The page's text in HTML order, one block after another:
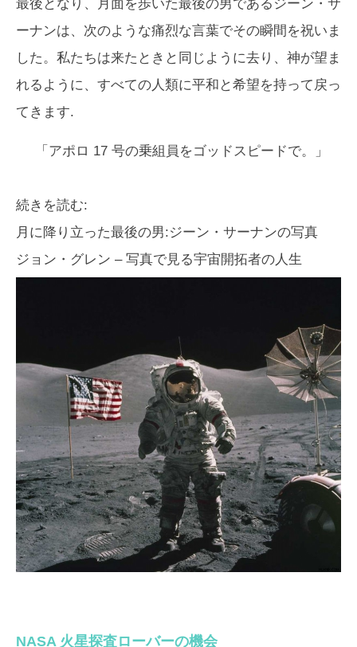
最後となり、月面を歩いた最後の男であるジーン・サ
ーナンは、次のような痛烈な言葉でその瞬間を祝いま
した。私たちは来たときと同じように去り、神が望ま
れるように、すべての人類に平和と希望を持って戻っ
てきます.
「アポロ 17 号の乗組員をゴッドスピードで。」
続きを読む:
月に降り立った最後の男:ジーン・サーナンの写真
ジョン・グレン – 写真で見る宇宙開拓者の人生
NASA 火星探査ローバーの機会